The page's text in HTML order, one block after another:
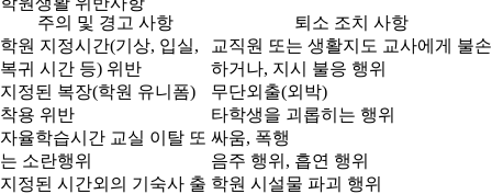
주의 및 경고 사항
퇴소 조치 사항
학원 지정시간(기상, 입실,
복귀 시간 등) 위반
지정된 복장(학원 유니폼)
착용 위반
자율학습시간 교실 이탈 또
는 소란행위
지정된 시간외의 기숙사 출
교직원 또는 생활지도 교사에게 불손
하거나, 지시 불응 행위
무단외출(외박)
타학생을 괴롭히는 행위
싸움, 폭행
음주 행위, 흡연 행위
학원 시설물 파괴 행위